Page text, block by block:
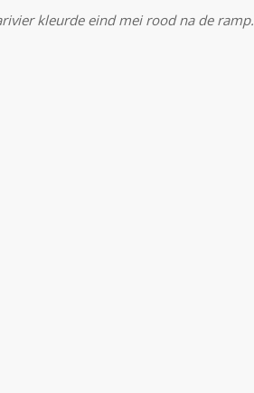
kleurde eind mei rood na de ramp.